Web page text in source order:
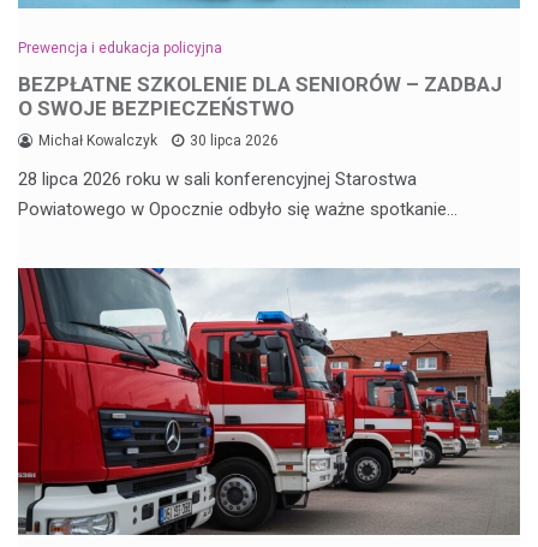
Prewencja i edukacja policyjna
BEZPŁATNE SZKOLENIE DLA SENIORÓW – ZADBAJ
O SWOJE BEZPIECZEŃSTWO
Michał Kowalczyk 30 lipca 2026
28 lipca 2026 roku w sali konferencyjnej Starostwa
Powiatowego w Opocznie odbyło się ważne spotkanie…